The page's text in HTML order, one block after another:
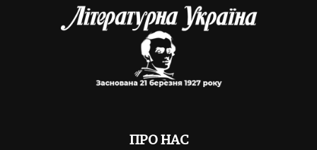
ПРО НАС